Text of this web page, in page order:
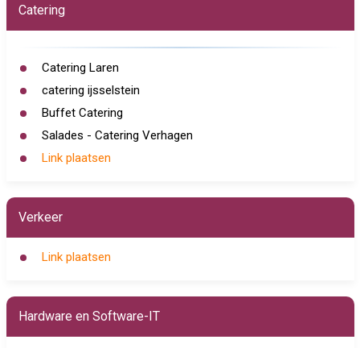
Catering
Catering Laren
catering ijsselstein
Buffet Catering
Salades - Catering Verhagen
Link plaatsen
Verkeer
Link plaatsen
Hardware en Software-IT